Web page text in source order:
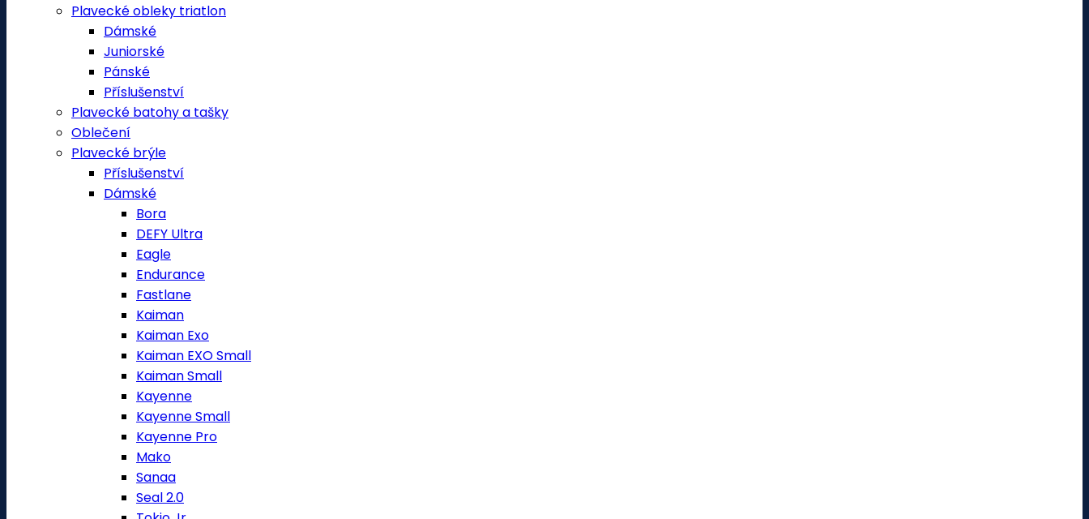
Plavecké obleky triatlon
Dámské
Juniorské
Pánské
Příslušenství
Plavecké batohy a tašky
Oblečení
Plavecké brýle
Příslušenství
Dámské
Bora
DEFY Ultra
Eagle
Endurance
Fastlane
Kaiman
Kaiman Exo
Kaiman EXO Small
Kaiman Small
Kayenne
Kayenne Small
Kayenne Pro
Mako
Sanaa
Seal 2.0